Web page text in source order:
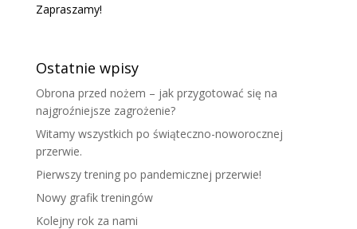
Zapraszamy!
Ostatnie wpisy
Obrona przed nożem – jak przygotować się na
najgroźniejsze zagrożenie?
Witamy wszystkich po świąteczno-noworocznej
przerwie.
Pierwszy trening po pandemicznej przerwie!
Nowy grafik treningów
Kolejny rok za nami